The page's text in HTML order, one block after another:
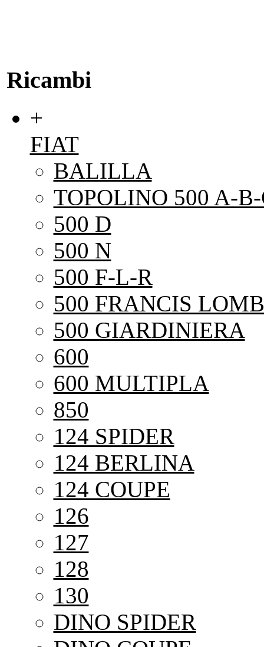
Ricambi
+
FIAT
BALILLA
TOPOLINO 500 A-
500 D
500 N
500 F-L-R
500 FRANCIS
500 GIARDINIERA
600
600 MULTIPLA
850
124 SPIDER
124 BERLINA
124 COUPE
126
127
128
130
DINO SPIDER